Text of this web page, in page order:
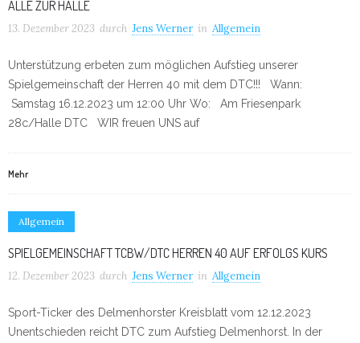
ALLE ZUR HALLE
13. Dezember 2023 durch Jens Werner in Allgemein
Unterstützung erbeten zum möglichen Aufstieg unserer
Spielgemeinschaft der Herren 40 mit dem DTC!!! Wann:
Samstag 16.12.2023 um 12:00 Uhr Wo: Am Friesenpark
28c/Halle DTC WIR freuen UNS auf
Mehr
Allgemein
SPIELGEMEINSCHAFT TCBW/DTC HERREN 40 AUF ERFOLGS KURS
12. Dezember 2023 durch Jens Werner in Allgemein
Sport-Ticker des Delmenhorster Kreisblatt vom 12.12.2023
Unentschieden reicht DTC zum Aufstieg Delmenhorst. In der